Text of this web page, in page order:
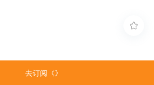
去订阅《》
